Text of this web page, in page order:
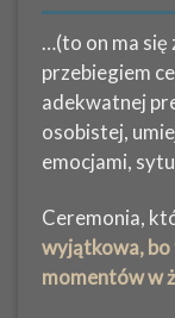
…(to on ma się
przebiegiem
adekwatnej
osobistej,
emocjami,
Ceremonia,
wyjątkowa, bo
momentów w